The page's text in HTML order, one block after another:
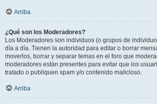
Arriba
¿Qué son los Moderadores?
Los Moderadores son individuos (o grupos de
día a día. Tienen la autoridad para editar o borrar
moverlos, borrar y separar temas en el foro que
moderadores están presentes para evitar que los
tratado o publiquen spam y/o contenido malicioso.
Arriba